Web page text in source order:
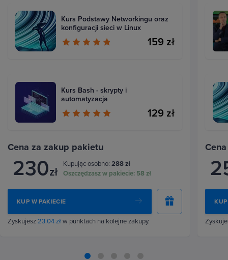
Kurs Podstawy Networkingu oraz
konfiguracji sieci w Linux
159 zł
Kurs Bash - skrypty i
automatyzacja
129 zł
Cena za zakup pakietu
230zł
Kupując osobno: 288 zł
Oszczędzasz w pakiecie: 58 zł
KUP W PAKIECIE
Zyskujesz23.04 złw punktach na kolejne zakupy.